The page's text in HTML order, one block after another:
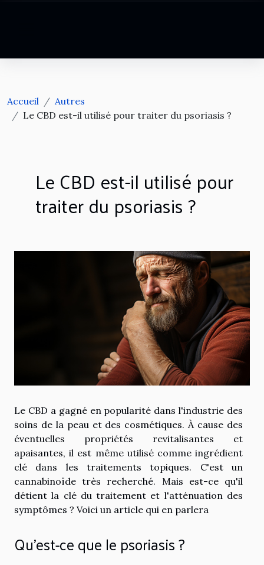
Accueil
Autres
Le CBD est-il utilisé pour traiter du psoriasis ?
Le CBD est-il utilisé pour
traiter du psoriasis ?
Le CBD a gagné en popularité dans l'industrie des
soins de la peau et des cosmétiques. À cause des
éventuelles propriétés revitalisantes et
apaisantes, il est même utilisé comme ingrédient
clé dans les traitements topiques. C'est un
cannabinoïde très recherché. Mais est-ce qu'il
détient la clé du traitement et l'atténuation des
symptômes ? Voici un article qui en parlera
Qu'est-ce que le psoriasis ?